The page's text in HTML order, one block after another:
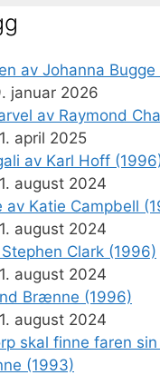
av Johanna Bugge
januar 2026
av Raymond
april 2025
av Karl Hoff
august 2024
av Katie Campbell
august 2024
Clark (1996)
august 2024
Brænne (1996)
august 2024
skal finne faren
(1993)